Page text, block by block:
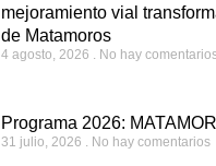
mejoramiento vial
de Matamoros
4 agosto, 2026 No hay
Programa 2026:
31 julio, 2026 No hay comentarios